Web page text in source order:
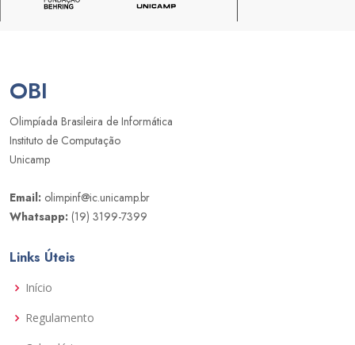
OBI
Olimpíada Brasileira de Informática
Instituto de Computação
Unicamp
Email: olimpinf@ic.unicamp.br
Whatsapp: (19) 3199-7399
Links Úteis
Início
Regulamento